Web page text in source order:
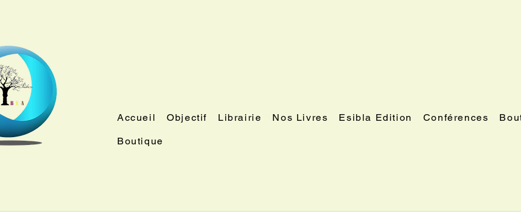
Accueil Objectif Librairie Nos Livres Esibla Edition Conférences
Boutique